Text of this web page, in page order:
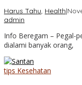
Harus Tahu, Health|
admin
Info Beregam – Pegal-
dialami banyak orang,
tips Kesehatan